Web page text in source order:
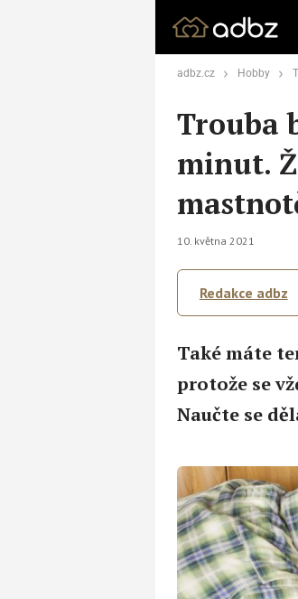
adbz.cz Hobby
Trouba
minut.
10. května 2021
Redakce adbz
Také máte
protože se
Naučte se